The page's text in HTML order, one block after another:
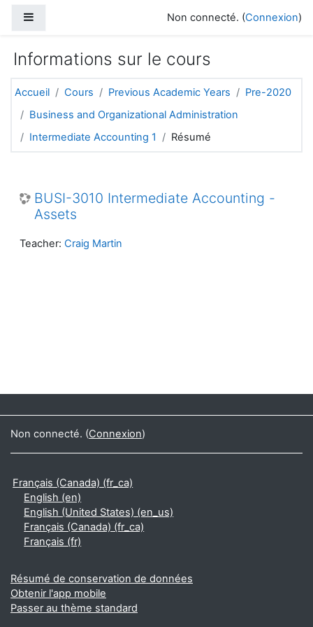
Non connecté. (Connexion)
Informations sur le cours
Accueil Cours Previous Academic Years
Pre-2020
Business and Organizational Administration
Intermediate Accounting 1
Résumé
BUSI-3010 Intermediate Accounting -
Assets
Teacher: Craig Martin
Non connecté. (Connexion)
Français (Canada) ‎(fr_ca)‎
English ‎(en)‎
English (United States) ‎(en_us)‎
Français (Canada) ‎(fr_ca)‎
Français ‎(fr)‎
Résumé de conservation de données
Obtenir l'app mobile
Passer au thème standard